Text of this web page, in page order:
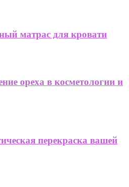
матрас для кровати
ореха в косметологии и
перекраска вашей